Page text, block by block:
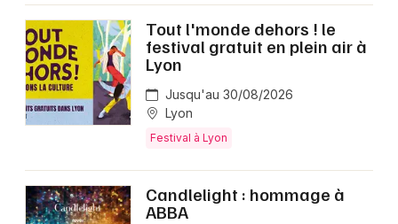
Tout l'monde dehors ! le
festival gratuit en plein air à
Lyon
Jusqu'au 30/08/2026
Lyon
Festival à Lyon
Candlelight : hommage à
ABBA